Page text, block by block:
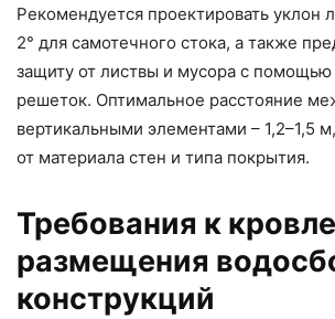
Рекомендуется проектировать уклон
2° для самотечного стока, а также
защиту от листвы и мусора с
решеток. Оптимальное расстояние
вертикальными элементами – 1,2–1,5
от материала стен и типа покрытия.
Требования к
размещения
конструкций